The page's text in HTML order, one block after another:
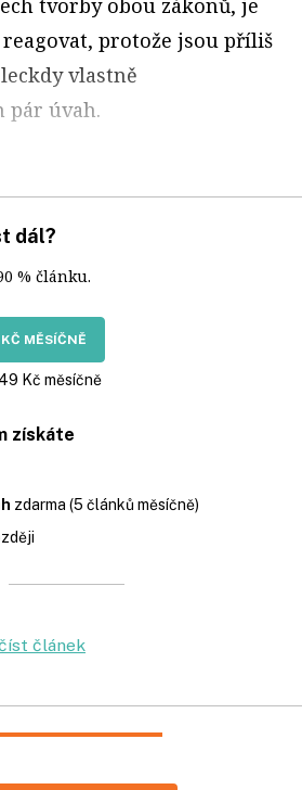
tvorby obou zákonů, je
protože jsou příliš
vlastně
pár úvah.
dál?
% článku.
MĚSÍČNĚ
Kč měsíčně
získáte
zdarma (5 článků měsíčně)
článek